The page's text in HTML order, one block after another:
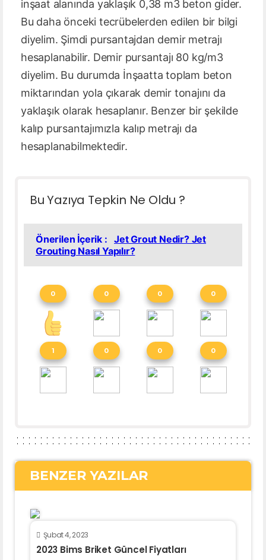
inşaat alanında yaklaşık 0,38 m3 beton gider.
Bu daha önceki tecrübelerden edilen bir bilgi
diyelim. Şimdi pursantajdan demir metrajı
hesaplanabilir. Demir pursantajı 80 kg/m3
diyelim. Bu durumda İnşaatta toplam beton
miktarından yola çıkarak demir tonajını da
yaklaşık olarak hesaplanır. Benzer bir şekilde
kalıp pursantajımızla kalıp metrajı da
hesaplanabilmektedir.
Bu Yazıya Tepkin Ne Oldu ?
Önerilen İçerik :
Jet Grout Nedir? Jet
Grouting Nasıl Yapılır?
0 0 0 0
1 0 0 0
BENZER YAZILAR
Şubat 4, 2023
2023 Bims Briket Güncel Fiyatları